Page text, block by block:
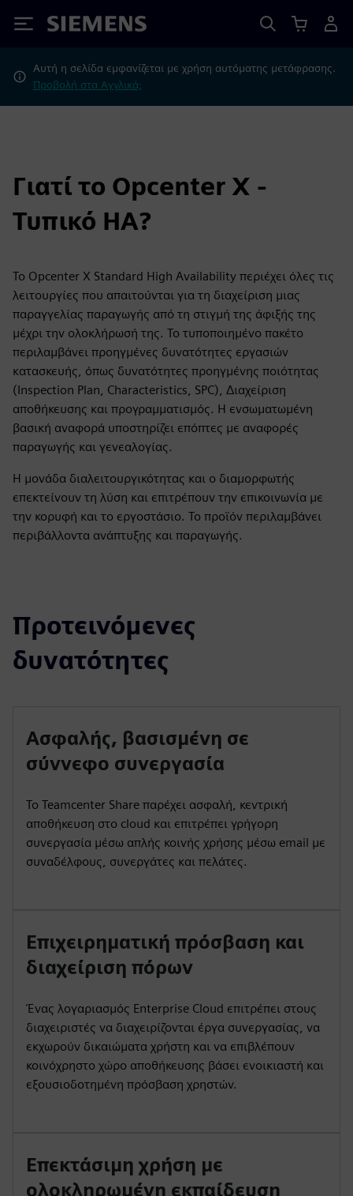
Siemens
Αυτή η σελίδα εμφανίζεται με χρήση αυτόματης μετάφρασης.
Προβολή στα Αγγλικά;
Γιατί το Opcenter X -
Τυπικό HA?
Το Opcenter X Standard High Availability περιέχει όλες τις
λειτουργίες που απαιτούνται για τη διαχείριση μιας
παραγγελίας παραγωγής από τη στιγμή της άφιξής της
μέχρι την ολοκλήρωσή της. Το τυποποιημένο πακέτο
περιλαμβάνει προηγμένες δυνατότητες εργασιών
κατασκευής, όπως δυνατότητες προηγμένης ποιότητας
(Inspection Plan, Characteristics, SPC), Διαχείριση
αποθήκευσης και προγραμματισμός. Η ενσωματωμένη
βασική αναφορά υποστηρίζει επόπτες με αναφορές
παραγωγής και γενεαλογίας.
Η μονάδα διαλειτουργικότητας και ο διαμορφωτής
επεκτείνουν τη λύση και επιτρέπουν την επικοινωνία με
την κορυφή και το εργοστάσιο. Το προϊόν περιλαμβάνει
περιβάλλοντα ανάπτυξης και παραγωγής.
Προτεινόμενες
δυνατότητες
Ασφαλής, βασισμένη σε
σύννεφο συνεργασία
Το Teamcenter Share παρέχει ασφαλή, κεντρική
αποθήκευση στο cloud και επιτρέπει γρήγορη
συνεργασία μέσω απλής κοινής χρήσης μέσω email με
συναδέλφους, συνεργάτες και πελάτες.
Επιχειρηματική πρόσβαση και
διαχείριση πόρων
Ένας λογαριασμός Enterprise Cloud επιτρέπει στους
διαχειριστές να διαχειρίζονται έργα συνεργασίας, να
εκχωρούν δικαιώματα χρήστη και να επιβλέπουν
κοινόχρηστο χώρο αποθήκευσης βάσει ενοικιαστή και
εξουσιοδοτημένη πρόσβαση χρηστών.
Επεκτάσιμη χρήση με
ολοκληρωμένη εκπαίδευση